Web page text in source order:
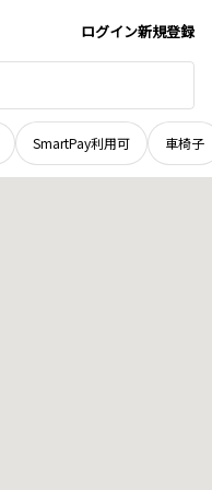
ログイン新規登録
SmartPay利用可 車椅子